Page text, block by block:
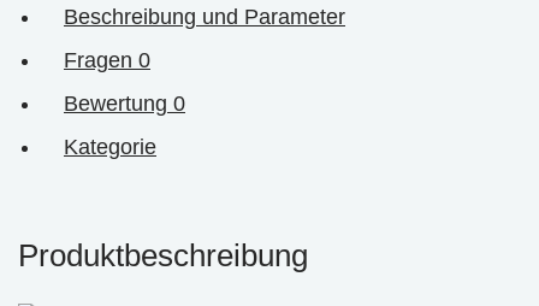
Beschreibung und Parameter
Fragen 0
Bewertung 0
Kategorie
Produktbeschreibung